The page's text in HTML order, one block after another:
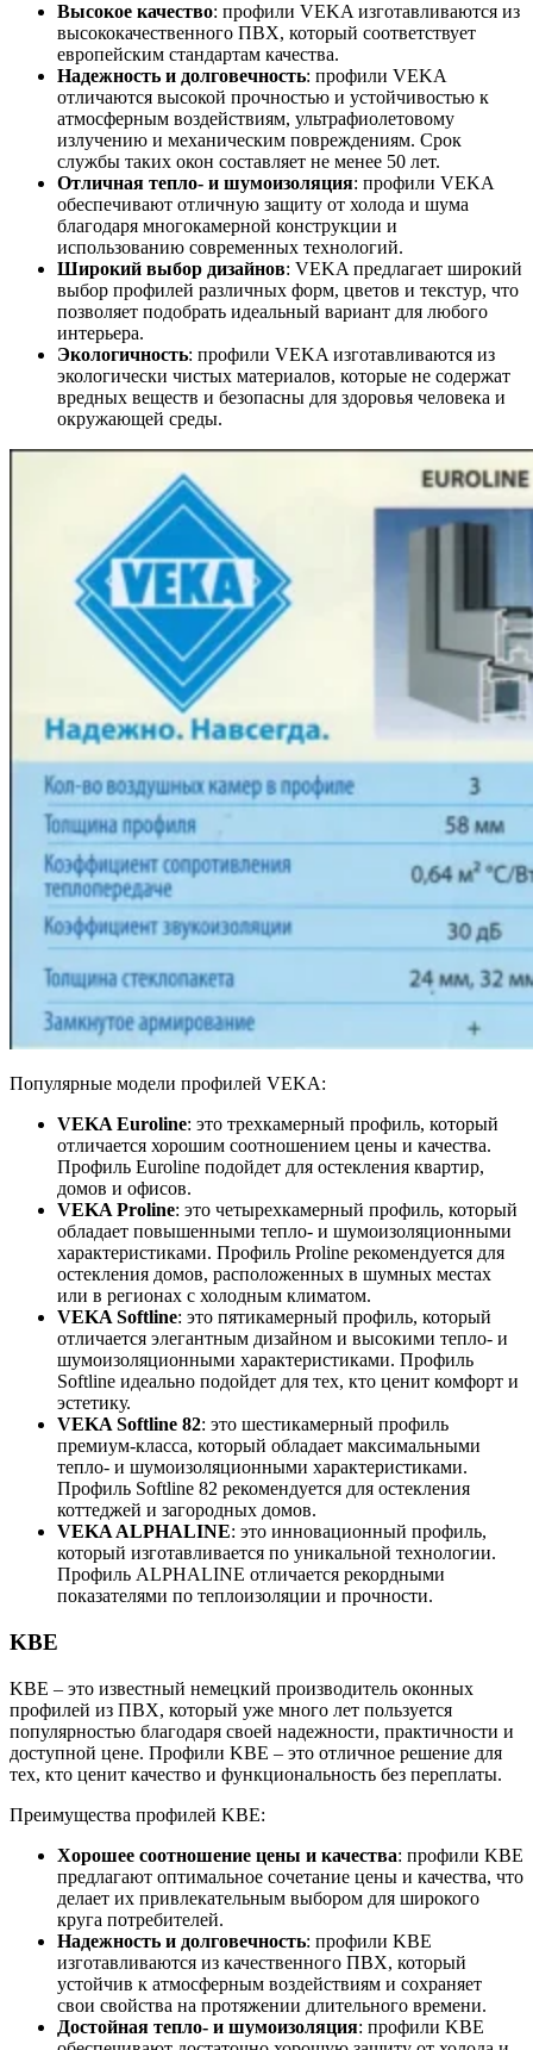
Высокое качество: профили VEKA изготавливаются из
высококачественного ПВХ, который соответствует
европейским стандартам качества.
Надежность и долговечность: профили VEKA
отличаются высокой прочностью и устойчивостью к
атмосферным воздействиям, ультрафиолетовому
излучению и механическим повреждениям. Срок
службы таких окон составляет не менее 50 лет.
Отличная тепло- и шумоизоляция: профили VEKA
обеспечивают отличную защиту от холода и шума
благодаря многокамерной конструкции и
использованию современных технологий.
Широкий выбор дизайнов: VEKA предлагает широкий
выбор профилей различных форм, цветов и текстур, что
позволяет подобрать идеальный вариант для любого
интерьера.
Экологичность: профили VEKA изготавливаются из
экологически чистых материалов, которые не содержат
вредных веществ и безопасны для здоровья человека и
окружающей среды.
Популярные модели профилей VEKA:
VEKA Euroline: это трехкамерный профиль, который
отличается хорошим соотношением цены и качества.
Профиль Euroline подойдет для остекления квартир,
домов и офисов.
VEKA Proline: это четырехкамерный профиль, который
обладает повышенными тепло- и шумоизоляционными
характеристиками. Профиль Proline рекомендуется для
остекления домов, расположенных в шумных местах
или в регионах с холодным климатом.
VEKA Softline: это пятикамерный профиль, который
отличается элегантным дизайном и высокими тепло- и
шумоизоляционными характеристиками. Профиль
Softline идеально подойдет для тех, кто ценит комфорт и
эстетику.
VEKA Softline 82: это шестикамерный профиль
премиум-класса, который обладает максимальными
тепло- и шумоизоляционными характеристиками.
Профиль Softline 82 рекомендуется для остекления
коттеджей и загородных домов.
VEKA ALPHALINE: это инновационный профиль,
который изготавливается по уникальной технологии.
Профиль ALPHALINE отличается рекордными
показателями по теплоизоляции и прочности.
KBE
KBE – это известный немецкий производитель оконных
профилей из ПВХ, который уже много лет пользуется
популярностью благодаря своей надежности, практичности и
доступной цене. Профили KBE – это отличное решение для
тех, кто ценит качество и функциональность без переплаты.
Преимущества профилей KBE:
Хорошее соотношение цены и качества: профили KBE
предлагают оптимальное сочетание цены и качества, что
делает их привлекательным выбором для широкого
круга потребителей.
Надежность и долговечность: профили KBE
изготавливаются из качественного ПВХ, который
устойчив к атмосферным воздействиям и сохраняет
свои свойства на протяжении длительного времени.
Достойная тепло- и шумоизоляция: профили KBE